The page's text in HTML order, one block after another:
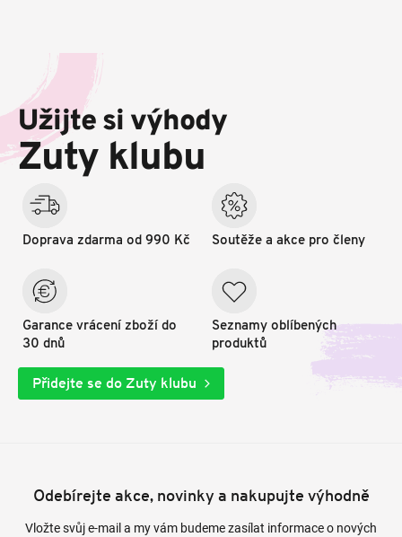
a
í
Užijte si výhody
Zuty klubu
Doprava zdarma od 990 Kč
Garance vrácení zboží do
30 dnů
Soutěže a akce pro členy
Seznamy oblíbených
produktů
Přidejte se do Zuty klubu
Odebírejte akce, novinky a nakupujte výhodně
Vložte svůj e-mail a my vám budeme zasílat informace o nových